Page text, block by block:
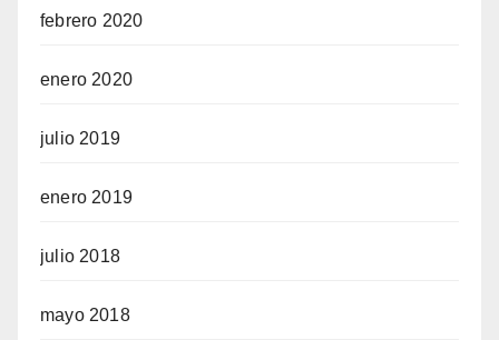
febrero 2020
enero 2020
julio 2019
enero 2019
julio 2018
mayo 2018